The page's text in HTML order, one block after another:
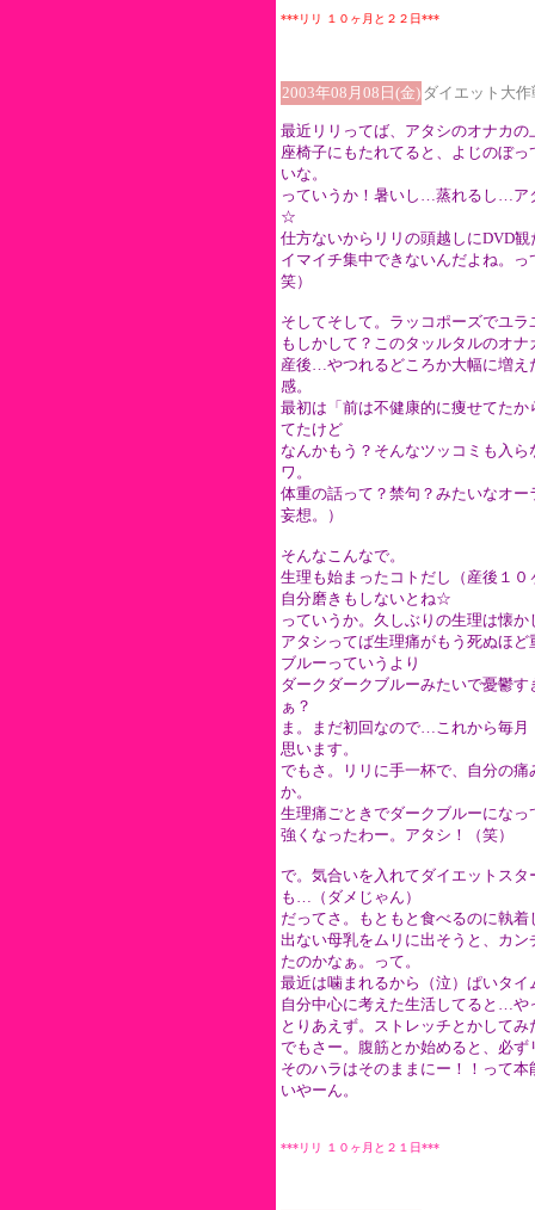
***リリ １０ヶ月と２２日***
2003年08月08日(金) ダイエット大
最近リリってば、アタシのオナカ
座椅子にもたれてると、よじのぼ
いな。
っていうか！暑いし…蒸れるし…ア
☆
仕方ないからリリの頭越しにDVD
イマイチ集中できないんだよね。
笑）
そしてそして。ラッコポーズでユ
もしかして？このタッルタルのオ
産後…やつれるどころか大幅に増え
感。
最初は「前は不健康的に痩せてた
てたけど
なんかもう？そんなツッコミも入
ワ。
体重の話って？禁句？みたいなオ
妄想。）
そんなこんなで。
生理も始まったコトだし（産後１
自分磨きもしないとね☆
っていうか。久しぶりの生理は懐
アタシってば生理痛がもう死ぬほ
ブルーっていうより
ダークダークブルーみたいで憂鬱
ぁ？
ま。まだ初回なので…これから毎月
思います。
でもさ。リリに手一杯で、自分の
か。
生理痛ごときでダークブルーにな
強くなったわー。アタシ！（笑）
で。気合いを入れてダイエットス
も…（ダメじゃん）
だってさ。もともと食べるのに執
出ない母乳をムリに出そうと、カ
たのかなぁ。って。
最近は噛まれるから（泣）ぱいタ
自分中心に考えた生活してると…や
とりあえず。ストレッチとかして
でもさー。腹筋とか始めると、必
そのハラはそのままにー！！って
いやーん。
***リリ １０ヶ月と２１日***